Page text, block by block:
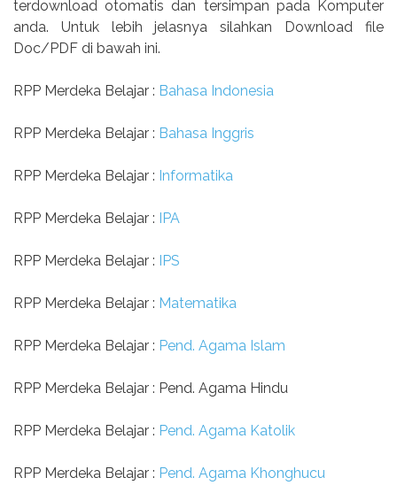
terdownload otomatis dan tersimpan pada Komputer
anda. Untuk lebih jelasnya silahkan Download file
Doc/PDF di bawah ini.
RPP Merdeka Belajar : Bahasa Indonesia
RPP Merdeka Belajar : Bahasa Inggris
RPP Merdeka Belajar : Informatika
RPP Merdeka Belajar : IPA
RPP Merdeka Belajar : IPS
RPP Merdeka Belajar : Matematika
RPP Merdeka Belajar : Pend. Agama Islam
RPP Merdeka Belajar : Pend. Agama Hindu
RPP Merdeka Belajar : Pend. Agama Katolik
RPP Merdeka Belajar : Pend. Agama Khonghucu